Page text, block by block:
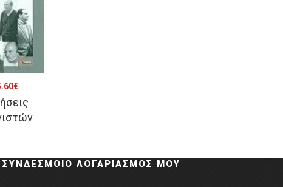
€Η
τρέχουσα
τιμή
Ο ΛΟΓΑΡΙΑΣΜΌΣ ΜΟΥ